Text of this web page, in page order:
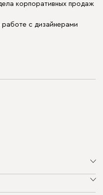
корпоративных продаж
работе с дизайнерами